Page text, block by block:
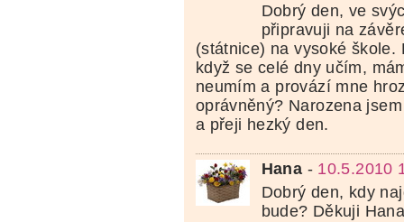
Dobrý den, ve
připravuji na
(státnice) na vysoké škole.
když se celé dny učím,
neumím a provází mne
oprávněný? Narozena
a přeji hezký den.
Hana - 10.5.2010
Dobrý den, kdy
bude? Děkuji